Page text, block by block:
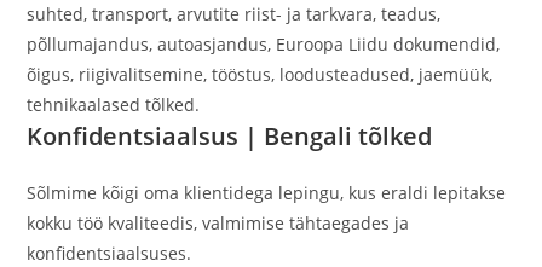
suhted, transport, arvutite riist- ja tarkvara, teadus,
põllumajandus, autoasjandus, Euroopa Liidu dokumendid,
õigus, riigivalitsemine, tööstus, loodusteadused, jaemüük,
tehnikaalased tõlked.
Konfidentsiaalsus | Bengali tõlked
Sõlmime kõigi oma klientidega lepingu, kus eraldi lepitakse
kokku töö kvaliteedis, valmimise tähtaegades ja
konfidentsiaalsuses.